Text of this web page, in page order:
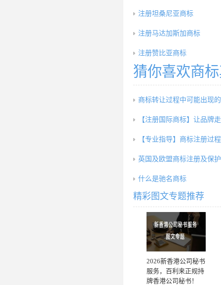
注册坦桑尼亚商标
注册马达加斯加商标
注册赞比亚商标
猜你喜欢商
商标转让过程中可能出现
【注册国际商标】让品牌
【专业指导】商标注册过
英国及欧盟商标注册及保
什么是驰名商标
精彩图文专题推荐
2026新香港公司秘书
服务，百利来正规持
牌香港公司秘书！